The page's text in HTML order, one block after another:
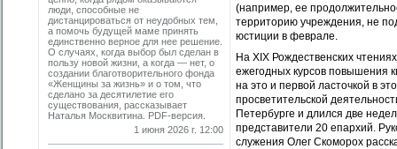
люди, способные не
дистанцироваться от неудобных тем,
а помочь будущей маме принять
единственно верное для нее решение.
О случаях, когда выбор был сделан в
пользу новой жизни, а когда — нет, о
создании благотворительного фонда
«Женщины за жизнь» и о том, что
сделано за десятилетие его
существования, рассказывает
Наталья Москвитина. PDF-версия.
1 июня 2026 г. 12:00
(например, ее
территорию учреждения, не
юстиции в феврале.
На XIX Рождественских
ежегодных курсов повышения
на это и первой ласточкой в
просветительской
Петербурге и длился две
представители 20 епархий.
служения Олег Скоморох